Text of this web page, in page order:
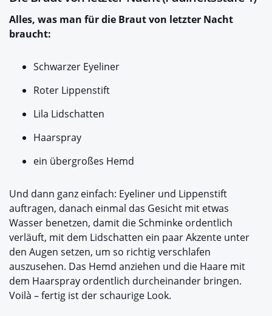
Alles, was man für die Braut von letzter Nacht
braucht:
Schwarzer Eyeliner
Roter Lippenstift
Lila Lidschatten
Haarspray
ein übergroßes Hemd
Und dann ganz einfach: Eyeliner und Lippenstift
auftragen, danach einmal das Gesicht mit etwas
Wasser benetzen, damit die Schminke ordentlich
verläuft, mit dem Lidschatten ein paar Akzente unter
den Augen setzen, um so richtig verschlafen
auszusehen. Das Hemd anziehen und die Haare mit
dem Haarspray ordentlich durcheinander bringen.
Voilà – fertig ist der schaurige Look.